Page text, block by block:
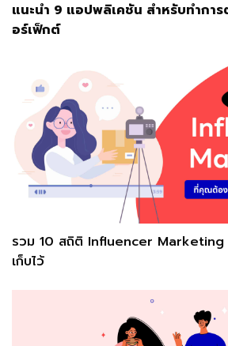
แนะนำ 9 แอปพลิเคชัน สำหรับทำการ
อร์เฟ็กต์
รวม 10 สถิติ Influencer Marketing
เก็บไว้